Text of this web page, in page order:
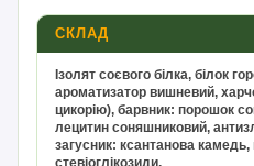
СКЛАД
Ізолят соєвого білка, білок
ароматизатор вишневий,
цикорію), барвник: порошок
лецитин соняшниковий,
загусник: ксантанова
стевіоглікозиди.